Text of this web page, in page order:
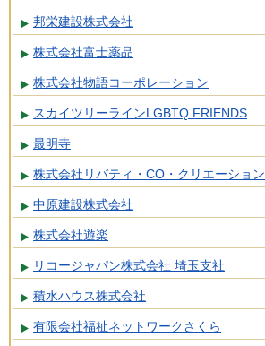
邦栄建設株式会社
株式会社富士薬品
株式会社物語コーポレーション
スカイツリーラインLGBTQ FRIENDS
最明寺
株式会社リバティ・CO・クリエーション
中原建設株式会社
株式会社遊楽
リコージャパン株式会社 埼玉支社
積水ハウス株式会社
有限会社福祉ネットワークさくら